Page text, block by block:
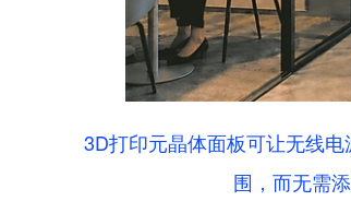
3D打印元晶体面板可让无线
围，而无需